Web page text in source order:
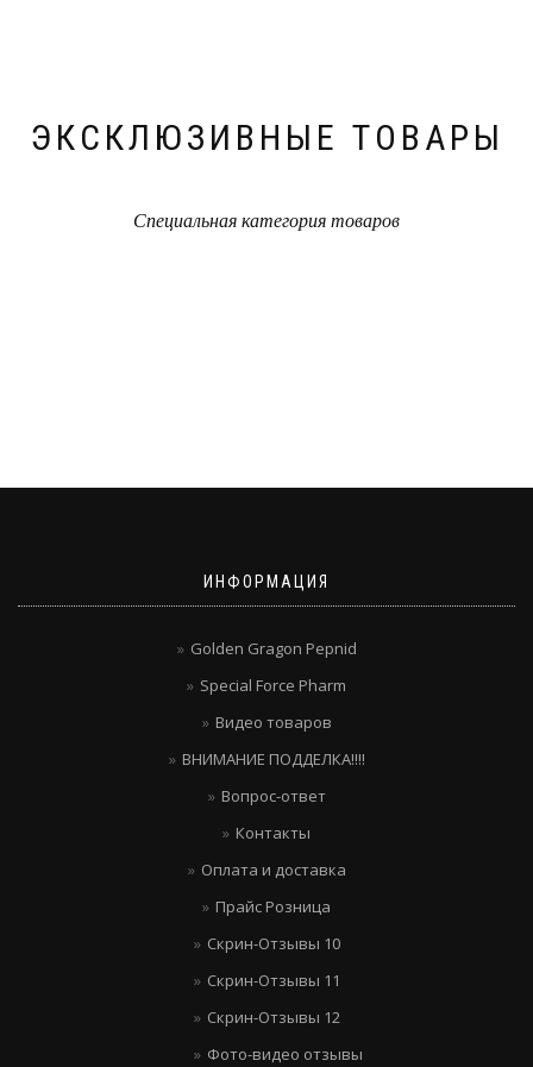
ЭКСКЛЮЗИВНЫЕ ТОВАРЫ
Специальная категория товаров
ИНФОРМАЦИЯ
Golden Gragon Pepnid
Special Force Pharm
Видео товаров
ВНИМАНИЕ ПОДДЕЛКА!!!!
Вопрос-ответ
Контакты
Оплата и доставка
Прайс Розница
Скрин-Отзывы 10
Скрин-Отзывы 11
Скрин-Отзывы 12
Фото-видео отзывы